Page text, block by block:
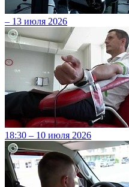
– 13 июля 2026
18:30 – 10 июля 2026